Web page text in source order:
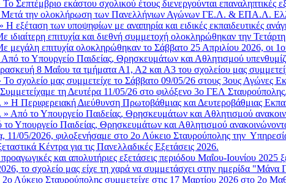
Το Σεπτέμβριο εκάστου σχολικού έτους διενεργούνται επαναληπτικές
Μετά την ολοκλήρωση των Πανελλήνιων Αγώνων ΓΕ.Λ. & ΕΠΑ.Λ.
» Η εξέταση των υποψηφίων με αναπηρία και ειδικές εκπαιδευτικές
ιδιαίτερη επιτυχία και διεθνή συμμετοχή ολοκληρώθηκαν την
μεγάλη επιτυχία ολοκληρώθηκαν το Σάββατο 25 Απριλίου 2026, οι
Από το Υπουργείο Παιδείας, Θρησκευμάτων και Αθλητισμού
8 Μαΐου τα τμήματα Α1, Α2 και Α3 του σχολείου μας
Το σχολείο μας συμμετείχε το Σάββατο 09/05/26 στους 3ους Αγώνες
Συμμετείχαμε τη Δευτέρα 11/05/26 στο φιλόξενο 3ο ΓΕΛ
» Η Περιφερειακή Διεύθυνση Πρωτοβάθμιας και Δευτεροβάθμιας
» Από το Υπουργείο Παιδείας, Θρησκευμάτων και Αθλητισμού
Υπουργείο Παιδείας, Θρησκευμάτων και Αθλητισμού
11/05/2026, φιλοξενήσαμε στο 2ο Λύκειο Σταυρούπολης την
Κέντρα για τις Πανελλαδικές Εξετάσεις 2026.
και απολυτήριες εξετάσεις περιόδου Μαΐου-Ιουνίου 2025
το σχολείο μας είχε τη χαρά να συμμετάσχει στην ημερίδα "Μάνα
Λύκειο Σταυρούπολης συμμετείχε στις 17 Μαρτίου 2026 στο 2ο